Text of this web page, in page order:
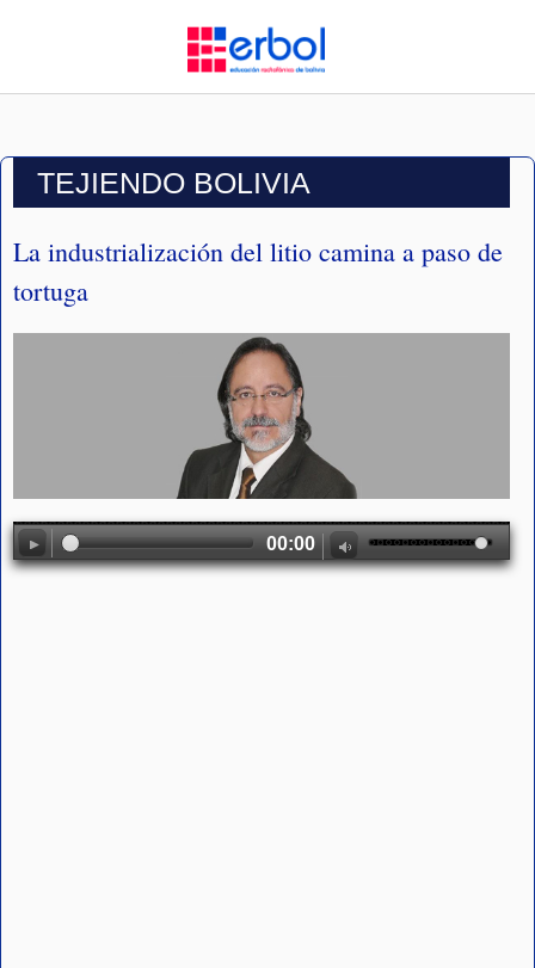
TEJIENDO BOLIVIA
La industrialización del litio camina a paso de
tortuga
00:00